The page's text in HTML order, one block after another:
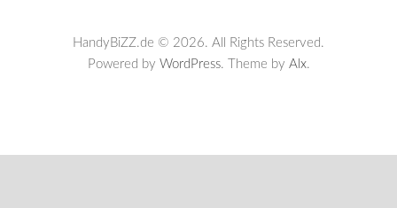
HandyBiZZ.de © 2026. All Rights Reserved.
Powered by WordPress. Theme by Alx.